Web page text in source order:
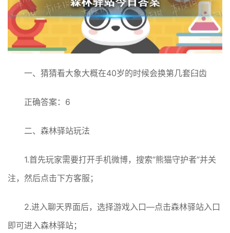
一、猜猜看大象大概在40岁的时候会换第几套臼齿
正确答案：6
二、森林驿站玩法
1.首先玩家需要打开手机微博，搜索“熊猫守护者”并关
注，然后点击下方客服；
2.进入聊天界面后，选择游戏入口—点击森林驿站入口
即可进入森林驿站；